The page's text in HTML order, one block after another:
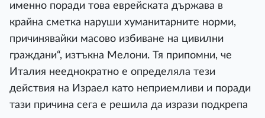
именно поради това еврейската държава в
крайна сметка наруши хуманитарните норми,
причинявайки масово избиване на цивилни
граждани“, изтъкна Мелони. Тя припомни, че
Италия нееднократно е определяла тези
действия на Израел като неприемливи и поради
тази причина сега е решила да изрази подкрепа